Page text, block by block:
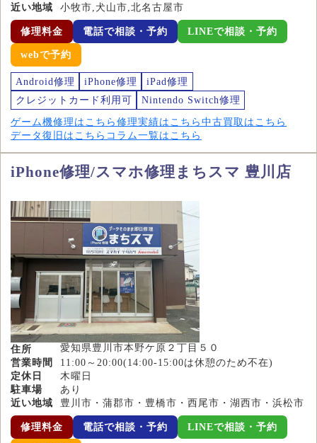
近い地域 小牧市,犬山市,北名古屋市
修理料金 電話で相談・予約 LINEで相談・予約
webで予約
Android修理 iPhone修理
iPad修理
クレジットカード利用可
Nintendo Switch修理
ゲーム機修理はこちら 修理実績はこちら 中古買取はこちら
データ復旧はこちら コラム一覧はこちら
iPhone修理/スマホ修理まちスマ 豊川店
住所
愛知県豊川市本野ケ原２丁目５０
営業時間
11:00～20:00(14:00-15:00は休憩のため不在)
定休日
木曜日
駐車場
あり
近い地域
豊川市・蒲郡市・豊橋市・西尾市・湖西市・浜松市
修理料金 電話で相談・予約 LINEで相談・予約